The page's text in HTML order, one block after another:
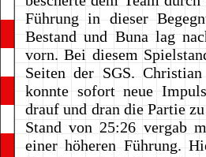
Führung in dieser
Bestand und Buna lag
vorn. Bei diesem
Seiten der SGS.
konnte sofort neue
drauf und dran die Partie
Stand von 25:26 vergab
einer höheren Führung.